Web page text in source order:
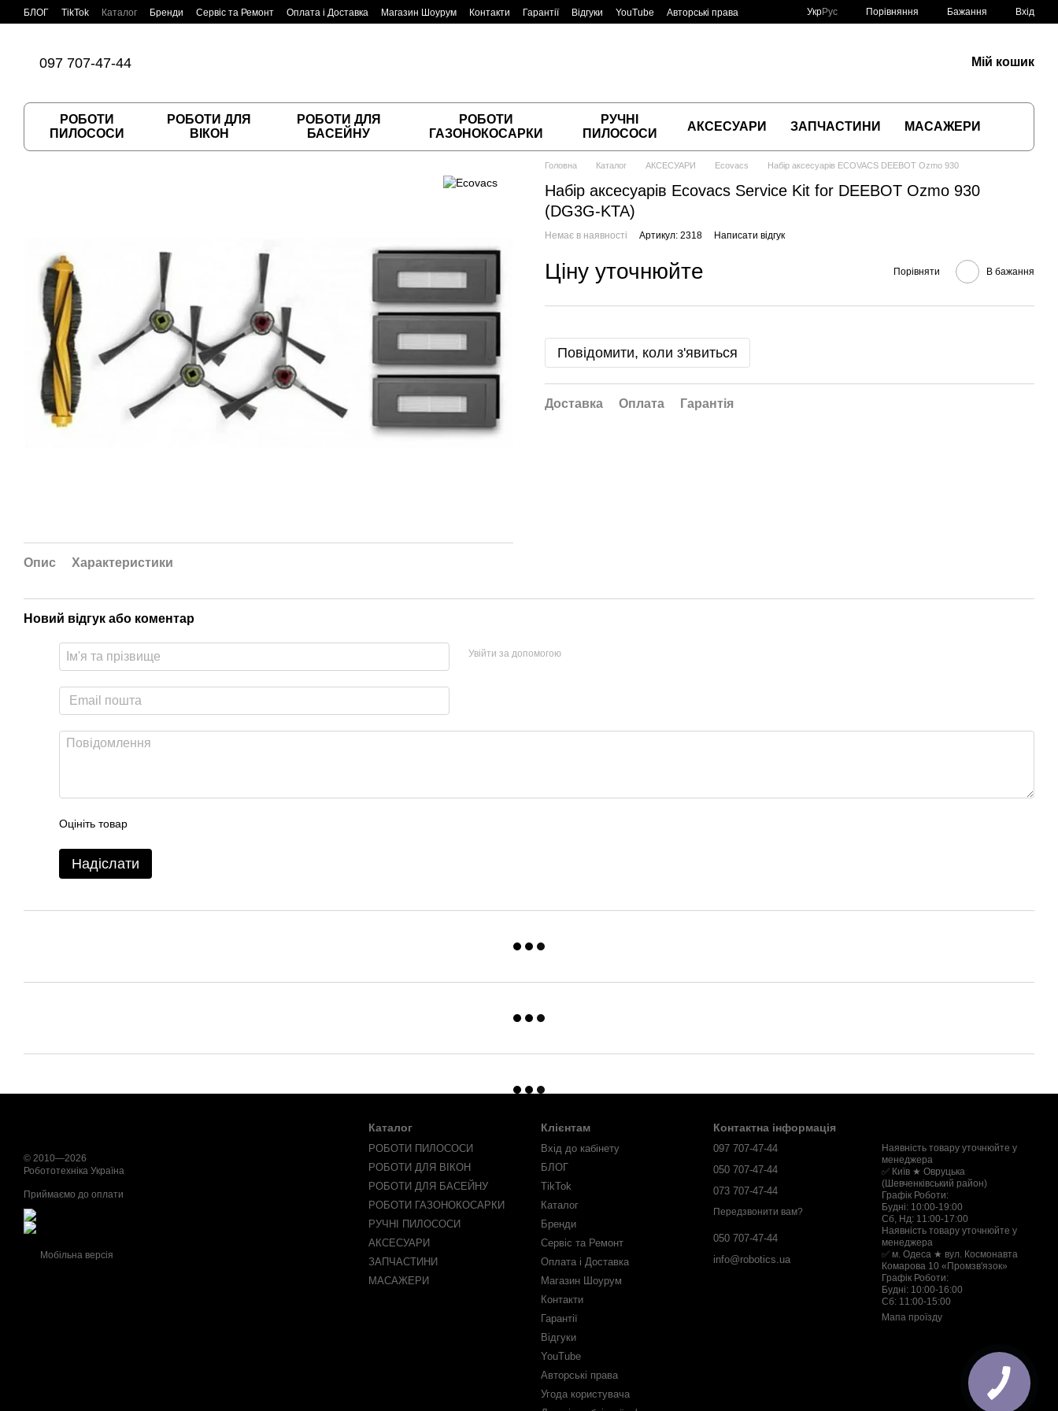
Перейти до основного контенту
БЛОГ TikTok Каталог Бренди Сервіс та Ремонт Оплата і Доставка Магазин Шоурум Контакти Гарантії Відгуки YouTube
Авторські права
УкрРус Порівняння Бажання Вхід
097 707-47-44 Мій кошик
РОБОТИ
ПИЛОСОСИ
РОБОТИ ДЛЯ
ВІКОН
РОБОТИ ДЛЯ
БАСЕЙНУ
РОБОТИ
ГАЗОНОКОСАРКИ
РУЧНІ
ПИЛОСОСИ
АКСЕСУАРИ ЗАПЧАСТИНИ МАСАЖЕРИ
Опис Характеристики
Головна Каталог АКСЕСУАРИ Ecovacs Набір аксесуарів ECOVACS DEEBOT Ozmo 930
Набір аксесуарів Ecovacs Service Kit for DEEBOT Ozmo 930
(DG3G-KTA)
Немає в наявності Артикул: 2318 Написати відгук
Ціну уточнюйте Порівняти В бажання
Повідомити, коли з'явиться
Доставка Оплата Гарантія
Новий відгук або коментар
Увійти за допомогою
Оцініть товар
Надіслати
© 2010—2026
Робототехніка Україна
Приймаємо до оплати
Мобільна версія
Каталог
РОБОТИ ПИЛОСОСИ
РОБОТИ ДЛЯ ВІКОН
РОБОТИ ДЛЯ БАСЕЙНУ
РОБОТИ ГАЗОНОКОСАРКИ
РУЧНІ ПИЛОСОСИ
АКСЕСУАРИ
ЗАПЧАСТИНИ
МАСАЖЕРИ
Клієнтам
Вхід до кабінету
БЛОГ
TikTok
Каталог
Бренди
Сервіс та Ремонт
Оплата і Доставка
Магазин Шоурум
Контакти
Гарантії
Відгуки
YouTube
Авторські права
Угода користувача
Контактна інформація
097 707-47-44
050 707-47-44
073 707-47-44
Передзвонити вам?
050 707-47-44
info@robotics.ua
Наявність товару уточнюйте у
менеджера
✅ Київ ★ Овруцька
(Шевченківський район)
Графік Роботи:
Будні: 10:00-19:00
Сб, Нд: 11:00-17:00
Наявність товару уточнюйте у
менеджера
✅ м. Одеса ★ вул. Космонавта
Комарова 10 «Промзв'язок»
Графік Роботи:
Будні: 10:00-16:00
Сб: 11:00-15:00
Мапа проїзду